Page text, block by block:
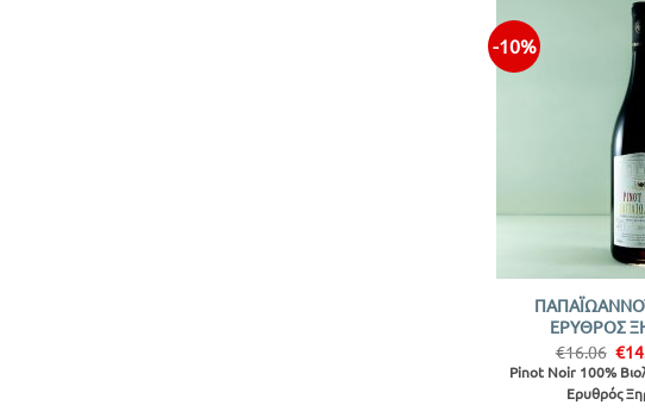
-10%
ΕΡΥΘΡΟΣ
€16.06
was:
€
Pinot Noir 100%
Ερυθρός